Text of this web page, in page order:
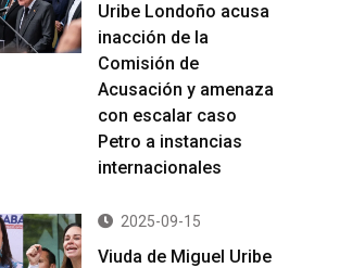
Uribe Londoño acusa
inacción de la
Comisión de
Acusación y amenaza
con escalar caso
Petro a instancias
internacionales
2025-09-15
Viuda de Miguel Uribe